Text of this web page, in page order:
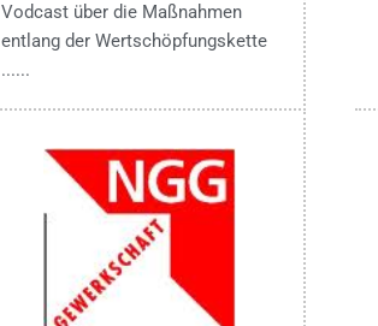
Vodcast über die Maßnahmen
entlang der Wertschöpfungskette
......